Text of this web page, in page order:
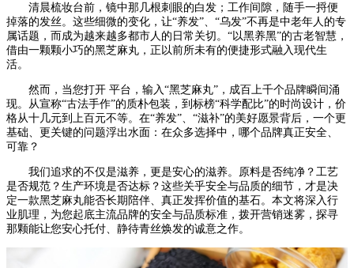
清晨梳妆台前，镜中那几根刺眼的白发；工作间隙，随手一捋便
掉落的发丝。这些细微的变化，让“养发”、“乌发”不再是中老年人的专
属话题，而成为越来越多都市人的日常关切。“以黑养黑”的古老智慧，
借由一颗颗小巧的黑芝麻丸，正以前所未有的便捷形式融入现代生
活。
然而，当您打开 平台，输入“黑芝麻丸”，成百上千个品牌瞬间涌
现。从宣称“古法手作”的质朴包装，到标榜“科学配比”的时尚设计，价
格从十几元到上百元不等。在“养发”、“滋补”的美好愿景背后，一个更
基础、更关键的问题浮出水面：在众多选择中，哪个品牌真正安全、
可靠？
我们追求的不仅是滋养，更是安心的滋养。原料是否纯净？工艺
是否规范？生产环境是否达标？这些关乎安全与品质的细节，才是决
定一款黑芝麻丸能否长期陪伴、真正发挥价值的基石。本文将深入行
业肌理，为您起底主流品牌的安全与品质标准，拨开营销迷雾，探寻
那颗能让您安心托付、静待青丝焕发的诚意之作。